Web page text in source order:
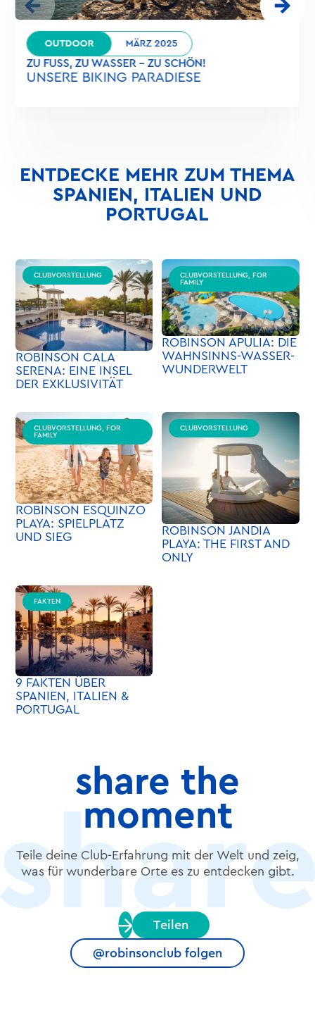
OUTDOOR MÄRZ 2025
ZU FUSS, ZU WASSER – ZU SCHÖN!
UNSERE BIKING PARADIESE
ENTDECKE MEHR ZUM THEMA
SPANIEN, ITALIEN UND
PORTUGAL
CLUBVORSTELLUNG
ROBINSON CALA
SERENA: EINE INSEL
DER EXKLUSIVITÄT
CLUBVORSTELLUNG, FOR
FAMILY
ROBINSON APULIA: DIE
WAHNSINNS-WASSER-
WUNDERWELT
CLUBVORSTELLUNG, FOR
FAMILY
ROBINSON ESQUINZO
PLAYA: SPIELPLATZ
UND SIEG
CLUBVORSTELLUNG
ROBINSON JANDIA
PLAYA: THE FIRST AND
ONLY
FAKTEN
9 FAKTEN ÜBER
SPANIEN, ITALIEN &
PORTUGAL
share the
moment
Teile deine Club-Erfahrung mit der Welt und zeig,
was für wunderbare Orte es zu entdecken gibt.
Teilen
@robinsonclub folgen